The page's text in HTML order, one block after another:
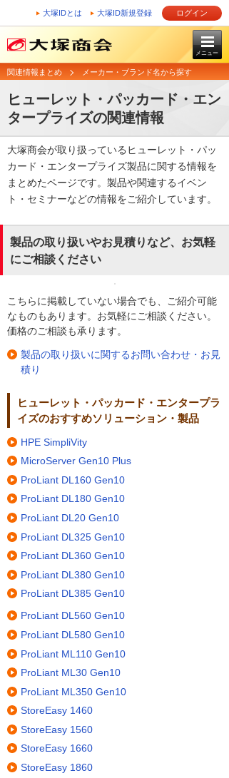
大塚IDとは 大塚ID新規登録 ログイン
メニュー
関連情報まとめ メーカー・ブランド名から探す
ヒューレット・パッカード・エン
タープライズの関連情報
大塚商会が取り扱っているヒューレット・パッ
カード・エンタープライズ製品に関する情報を
まとめたページです。製品や関連するイベン
ト・セミナーなどの情報をご紹介しています。
製品の取り扱いやお見積りなど、お気軽
にご相談ください
こちらに掲載していない場合でも、ご紹介可能
なものもあります。お気軽にご相談ください。
価格のご相談も承ります。
製品の取り扱いに関するお問い合わせ・お見
積り
ヒューレット・パッカード・エンタープラ
イズのおすすめソリューション・製品
HPE SimpliVity
MicroServer Gen10 Plus
ProLiant DL160 Gen10
ProLiant DL180 Gen10
ProLiant DL20 Gen10
ProLiant DL325 Gen10
ProLiant DL360 Gen10
ProLiant DL380 Gen10
ProLiant DL385 Gen10
ProLiant DL560 Gen10
ProLiant DL580 Gen10
ProLiant ML110 Gen10
ProLiant ML30 Gen10
ProLiant ML350 Gen10
StoreEasy 1460
StoreEasy 1560
StoreEasy 1660
StoreEasy 1860